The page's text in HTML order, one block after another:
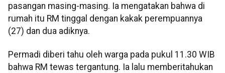
pasangan masing-masing. Ia mengatakan bahwa di
rumah itu RM tinggal dengan kakak perempuannya
(27) dan dua adiknya.
Permadi diberi tahu oleh warga pada pukul 11.30 WIB
bahwa RM tewas tergantung. Ia lalu memberitahukan